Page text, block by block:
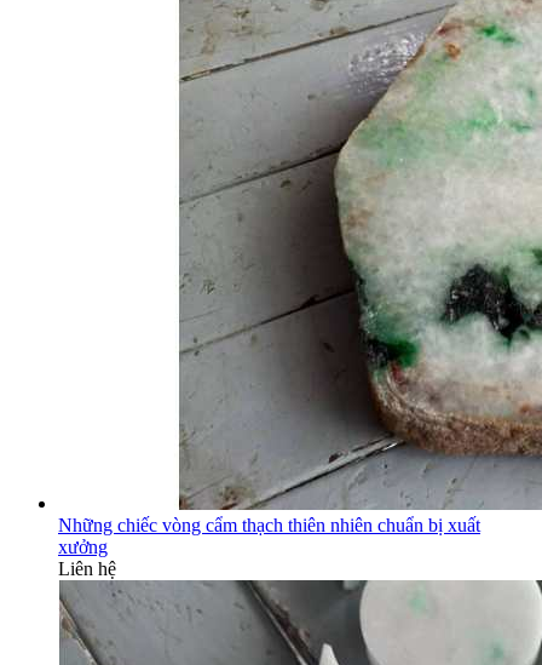
Những chiếc vòng cẩm thạch thiên nhiên chuẩn bị xuất
xưởng
Liên hệ